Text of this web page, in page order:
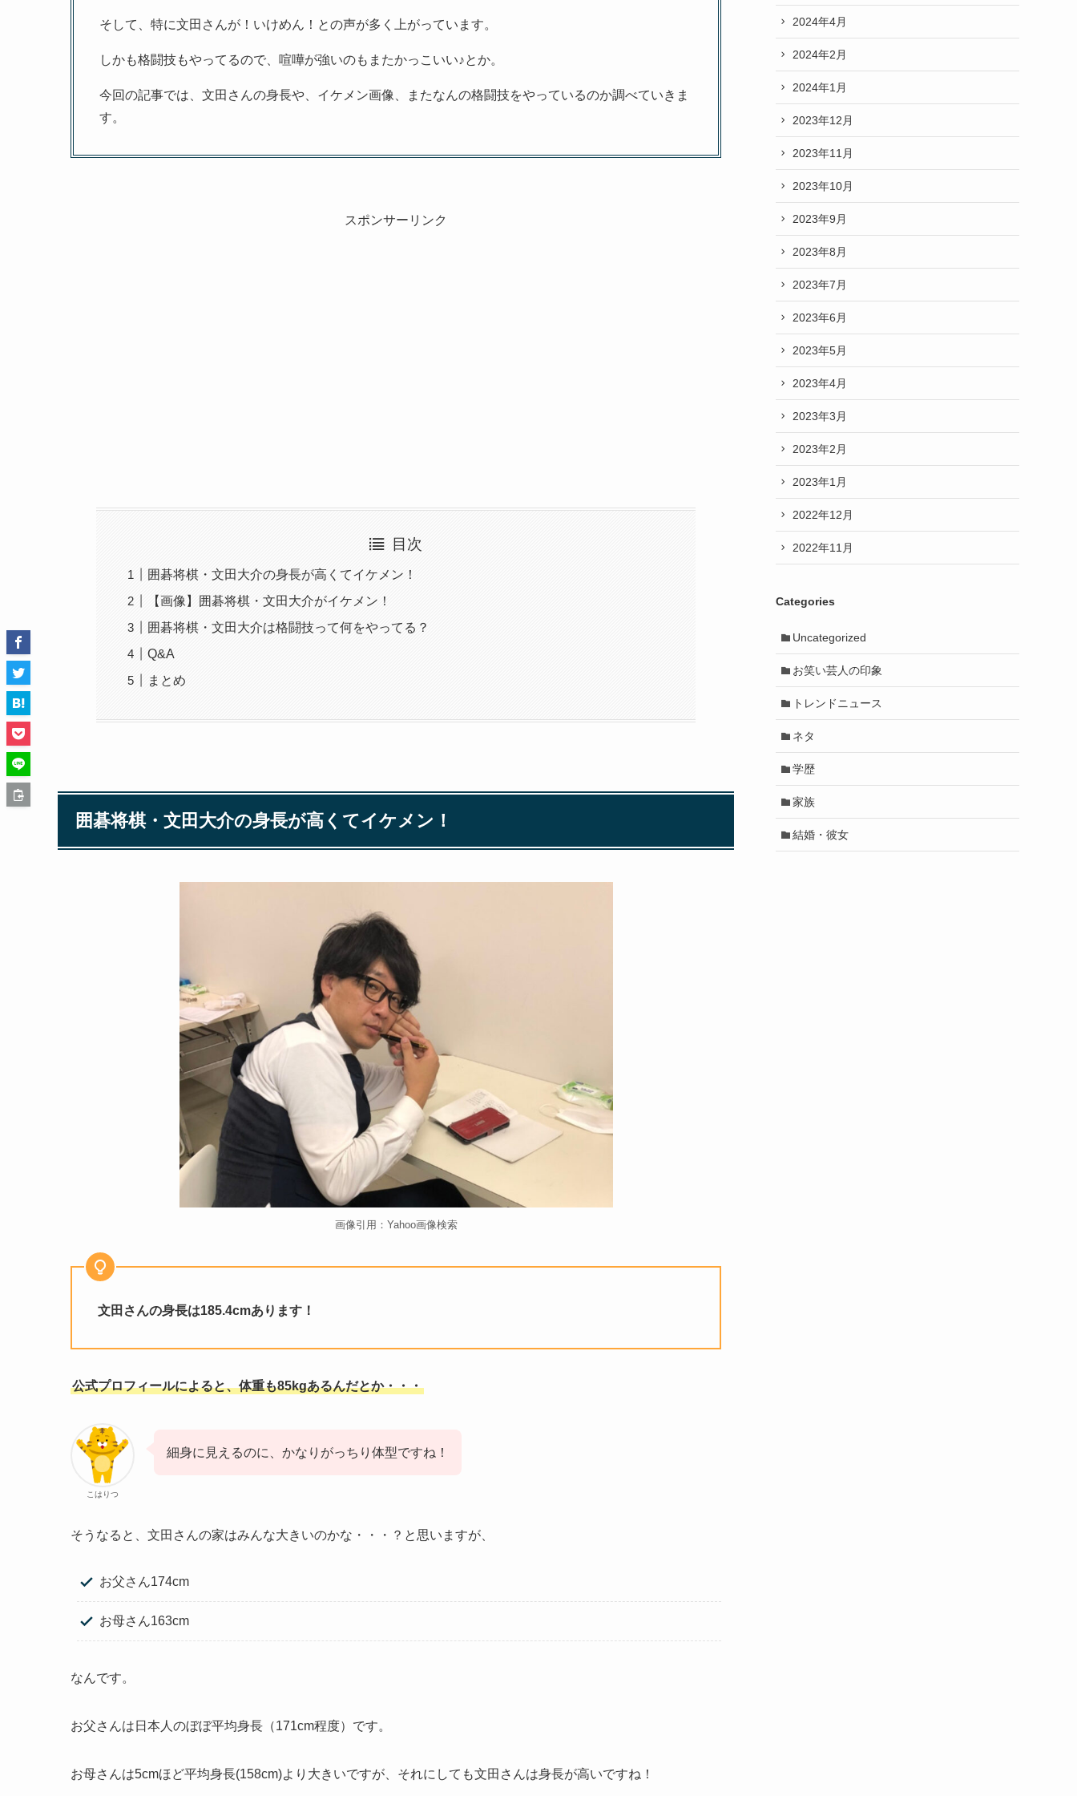
そして、特に文田さんが！いけめん！との声が多く上がっています。
しかも格闘技もやってるので、喧嘩が強いのもまたかっこいい♪とか。
今回の記事では、文田さんの身長や、イケメン画像、またなんの格闘技をやっているのか調べていきま
す。
スポンサーリンク
目次
囲碁将棋・文田大介の身長が高くてイケメン！
【画像】囲碁将棋・文田大介がイケメン！
囲碁将棋・文田大介は格闘技って何をやってる？
Q&A
まとめ
囲碁将棋・文田大介の身長が高くてイケメン！
画像引用：Yahoo画像検索
文田さんの身長は185.4cmあります！
公式プロフィールによると、体重も85kgあるんだとか・・・
こはりつ
細身に見えるのに、かなりがっちり体型ですね！
そうなると、文田さんの家はみんな大きいのかな・・・？と思いますが、
お父さん174cm
お母さん163cm
なんです。
お父さんは日本人のぼぼ平均身長（171cm程度）です。
お母さんは5cmほど平均身長(158cm)より大きいですが、それにしても文田さんは身長が高いですね！
2024年4月
2024年2月
2024年1月
2023年12月
2023年11月
2023年10月
2023年9月
2023年8月
2023年7月
2023年6月
2023年5月
2023年4月
2023年3月
2023年2月
2023年1月
2022年12月
2022年11月
Categories
Uncategorized
お笑い芸人の印象
トレンドニュース
ネタ
学歴
家族
結婚・彼女